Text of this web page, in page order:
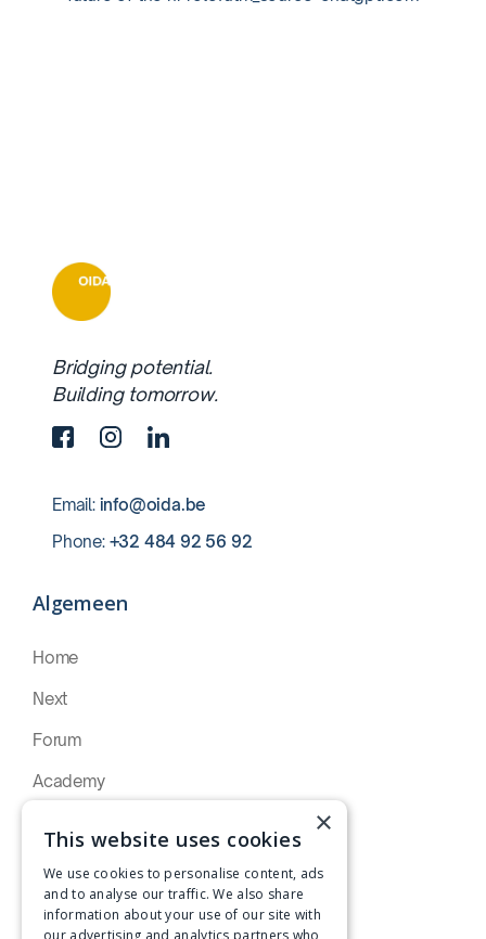
Bridging potential.
Building tomorrow.
Email: info@oida.be
Phone: +32 484 92 56 92‍‍
Algemeen
Home
Next
Forum
Academy
Over Oida
Contact
×
This website uses cookies
We use cookies to personalise content, ads
and to analyse our traffic. We also share
information about your use of our site with
our advertising and analytics partners who